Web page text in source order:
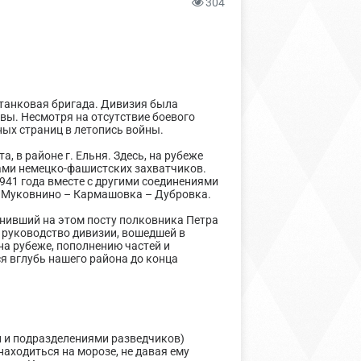
бригада. Дивизия была
Несмотря на отсутствие боевого
страниц в летопись войны.
в районе г. Ельня. Здесь, на рубеже
немецко-фашистских захватчиков.
года вместе с другими соединениями
Муковнино – Кармашовка – Дубровка.
на этом посту полковника Петра
дивизии, вошедшей в
рубеже, пополнению частей и
вглубь нашего района до конца
подразделениями разведчиков)
на морозе, не давая ему